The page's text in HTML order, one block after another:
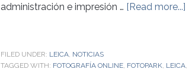
administración e impresión … [Read more...]
FILED UNDER: LEICA NOTICIAS
TAGGED WITH: FOTOGRAFÍA ONLINE FOTOPARK LEICA